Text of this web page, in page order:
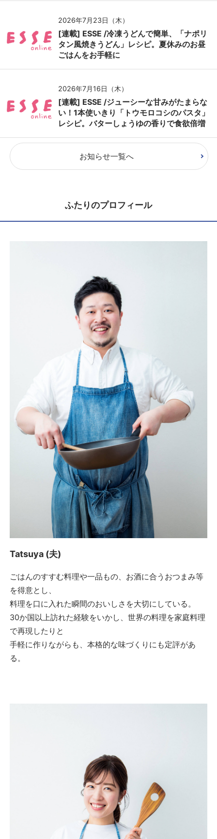
2026年7月23日（木）
[連載] ESSE /冷凍うどんで簡単、「ナポリ
タン風焼きうどん」レシピ。夏休みのお昼
ごはんをお手軽に
2026年7月16日（木）
[連載] ESSE /ジューシーな甘みがたまらな
い！1本使いきり「トウモロコシのパスタ」
レシピ。バターしょうゆの香りで食欲倍増
お知らせ一覧へ
ふたりのプロフィール
Tatsuya (夫)
ごはんのすすむ料理や一品もの、お酒に合うおつまみ等
を得意とし、
料理を口に入れた瞬間のおいしさを大切にしている。
30か国以上訪れた経験をいかし、世界の料理を家庭料理
で再現したりと
手軽に作りながらも、本格的な味づくりにも定評があ
る。